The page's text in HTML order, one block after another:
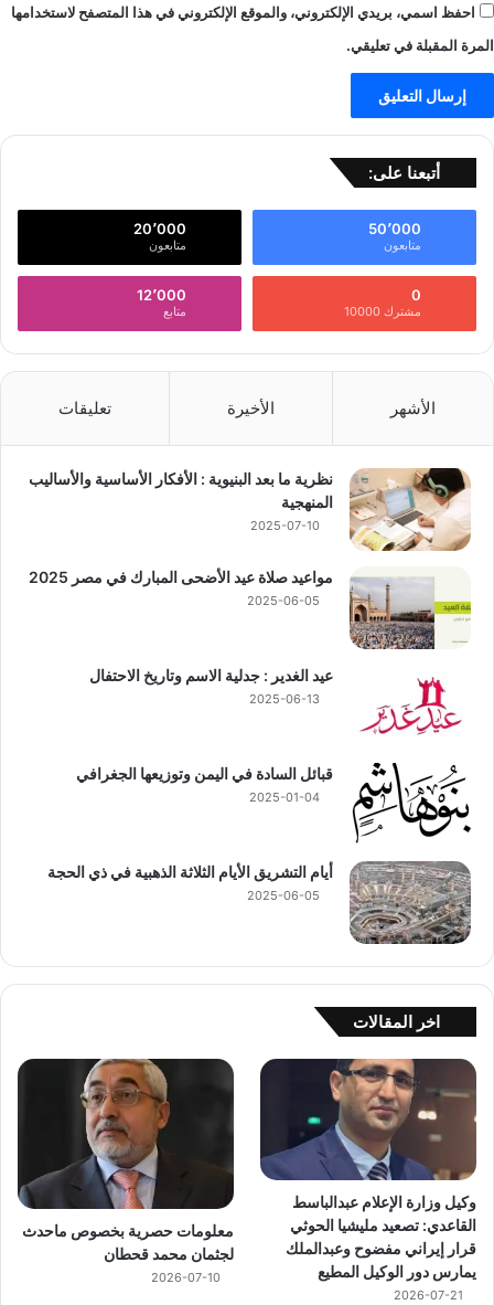
احفظ اسمي، بريدي الإلكتروني، والموقع الإلكتروني في هذا المتصفح لاستخدامها
المرة المقبلة في تعليقي.
أتبعنا على:
50٬000
متابعون
20٬000
متابعون
0
مشترك 10000
12٬000
متابع
الأشهر الأخيرة تعليقات
نظرية ما بعد البنيوية : الأفكار الأساسية والأساليب
المنهجية
2025-07-10
مواعيد صلاة عيد الأضحى المبارك في مصر 2025
2025-06-05
عيد الغدير : جدلية الاسم وتاريخ الاحتفال
2025-06-13
قبائل السادة في اليمن وتوزيعها الجغرافي
2025-01-04
أيام التشريق الأيام الثلاثة الذهبية في ذي الحجة
2025-06-05
اخر المقالات
وكيل وزارة الإعلام عبدالباسط
القاعدي: تصعيد مليشيا الحوثي
قرار إيراني مفضوح وعبدالملك
يمارس دور الوكيل المطيع
2026-07-21
معلومات حصرية بخصوص ماحدث
لجثمان محمد قحطان
2026-07-10